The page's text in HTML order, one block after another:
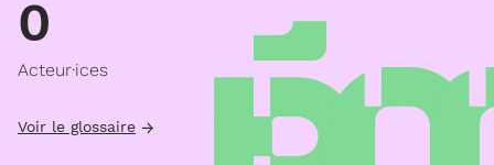
0
Acteur·ices
Voir le glossaire